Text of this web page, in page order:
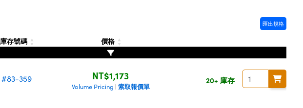
匯出規格
庫存號碼 價格
#83-359 NT$1,173
Volume Pricing | 索取報價單
20+ 庫存